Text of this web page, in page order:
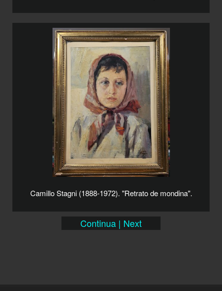
Camillo Stagni (1888-1972). "Retrato de mondina".
Continua | Next